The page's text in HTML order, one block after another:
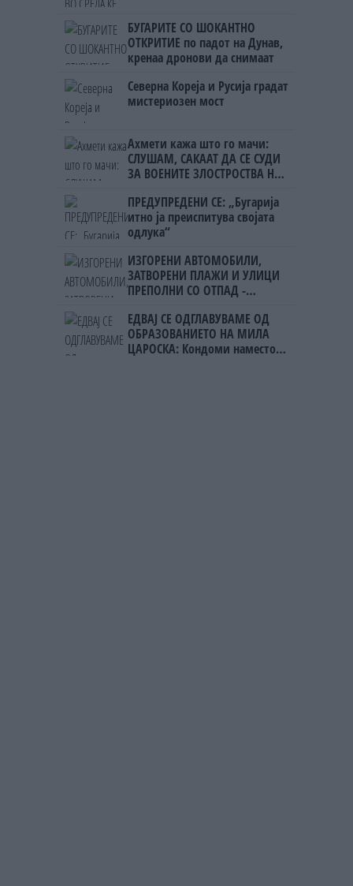
БУГАРИТЕ СО ШОКАНТНО
ОТКРИТИЕ по падот на Дунав,
кренаа дронови да снимаат
Северна Кореја и Русија градат
мистериозен мост
Ахмети кажа што го мачи:
СЛУШАМ, САКААТ ДА СЕ СУДИ
ЗА ВОЕНИТЕ ЗЛОСТРОСТВА НА
ПРЕДУПРЕДЕНИ СЕ: „Бугарија
итно ја преиспитува својата
одлука“
ИЗГОРЕНИ АВТОМОБИЛИ,
ЗАТВОРЕНИ ПЛАЖИ И УЛИЦИ
ПРЕПОЛНИ СО ОТПАД -
мигрантскиот бран кон Сеута
ЕДВАЈ СЕ ОДГЛАВУВАМЕ ОД
ОБРАЗОВАНИЕТО НА МИЛА
ЦАРОСКА: Кондоми наместо